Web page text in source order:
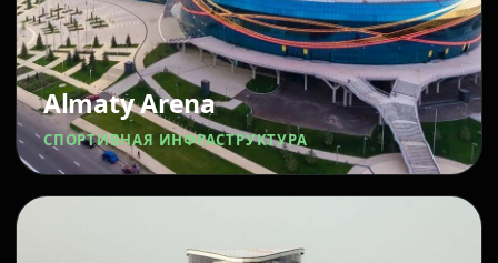
Almaty Arena
СПОРТИВНАЯ ИНФРАСТРУКТУРА